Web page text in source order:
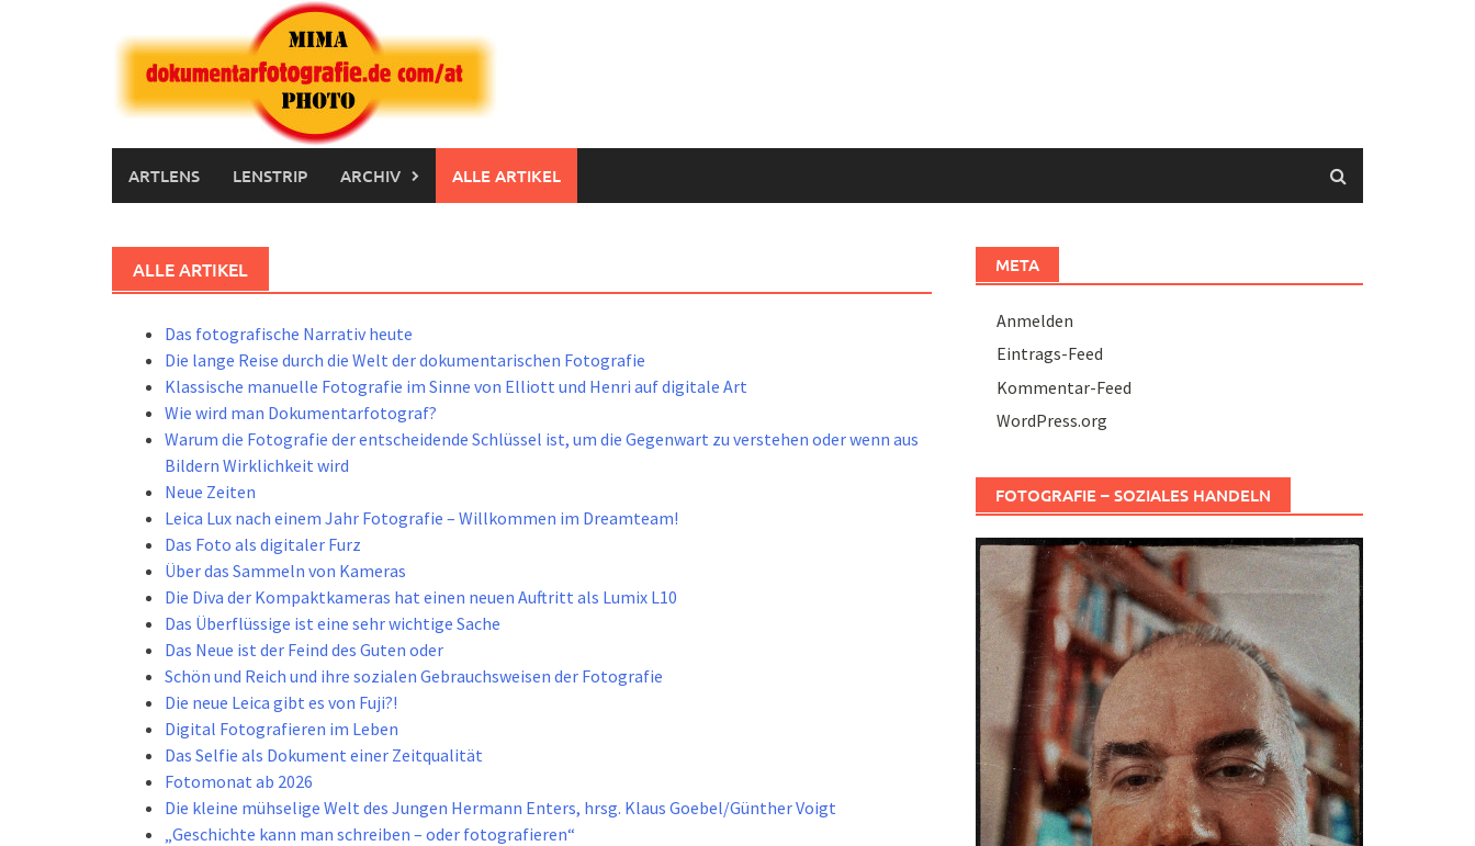
ARTLENS LENSTRIP ARCHIV ALLE ARTIKEL
ALLE ARTIKEL
Das fotografische Narrativ heute
Die lange Reise durch die Welt der dokumentarischen Fotografie
Klassische manuelle Fotografie im Sinne von Elliott und Henri auf digitale Art
Wie wird man Dokumentarfotograf?
Warum die Fotografie der entscheidende Schlüssel ist, um die Gegenwart zu verstehen oder wenn aus
Bildern Wirklichkeit wird
Neue Zeiten
Leica Lux nach einem Jahr Fotografie – Willkommen im Dreamteam!
Das Foto als digitaler Furz
Über das Sammeln von Kameras
Die Diva der Kompaktkameras hat einen neuen Auftritt als Lumix L10
Das Überflüssige ist eine sehr wichtige Sache
Das Neue ist der Feind des Guten oder
Schön und Reich und ihre sozialen Gebrauchsweisen der Fotografie
Die neue Leica gibt es von Fuji?!
Digital Fotografieren im Leben
Das Selfie als Dokument einer Zeitqualität
Fotomonat ab 2026
Die kleine mühselige Welt des Jungen Hermann Enters, hrsg. Klaus Goebel/Günther Voigt
„Geschichte kann man schreiben – oder fotografieren“
META
Anmelden
Eintrags-Feed
Kommentar-Feed
WordPress.org
FOTOGRAFIE – SOZIALES HANDELN